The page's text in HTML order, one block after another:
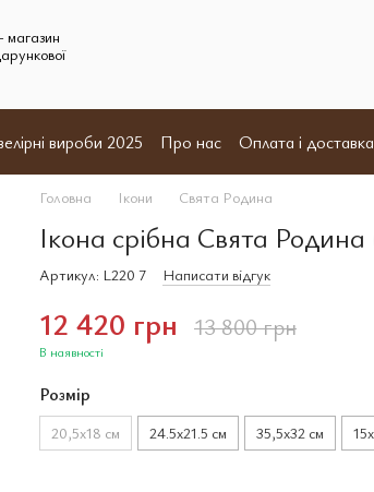
вироби 2025 Про нас
Оплата і доставка
Головна Ікони Свята Родина
Ікона срібна Свята
Артикул: L220 7 Написати відгук
12 420 грн 13 800 грн
В наявності
Розмір
20,5x18 см 24.5x21.5 см 35,5х32 см